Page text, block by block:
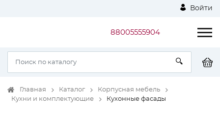
Войти
88005555904
Главная Каталог
Корпусная мебель
Кухни и комплектующие
Кухонные фасады